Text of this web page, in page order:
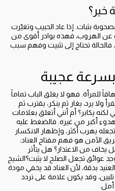
خير؟
بثبات. إذا عاد الحبيب وتغيّرت
عن الهروب، فهذه بوادر أقوى من
فالحالة تحتاج إلى تثبيت وفهم سبب
عجيبة
للمرأة. فهو لا يغلق الباب تماماً
ولا يرد، يغار ثم ينكر، يقترب ثم
لكنه يكابر؟ أم أنني أتعلق بعلامات
هدوء أكبر من غيره. فالضغط عليه
يهرب أكثر، وإظهار الانكسار
الآمن هو فهم مفتاح العناد:
من الاعتذار؟ هل يتأثر
عوائق تجعل الصلح لا يثبت؟الشيخ
بدقة، لأن العناد قد يخفي مودة
وقد يكون علامة على تردد
أمل.